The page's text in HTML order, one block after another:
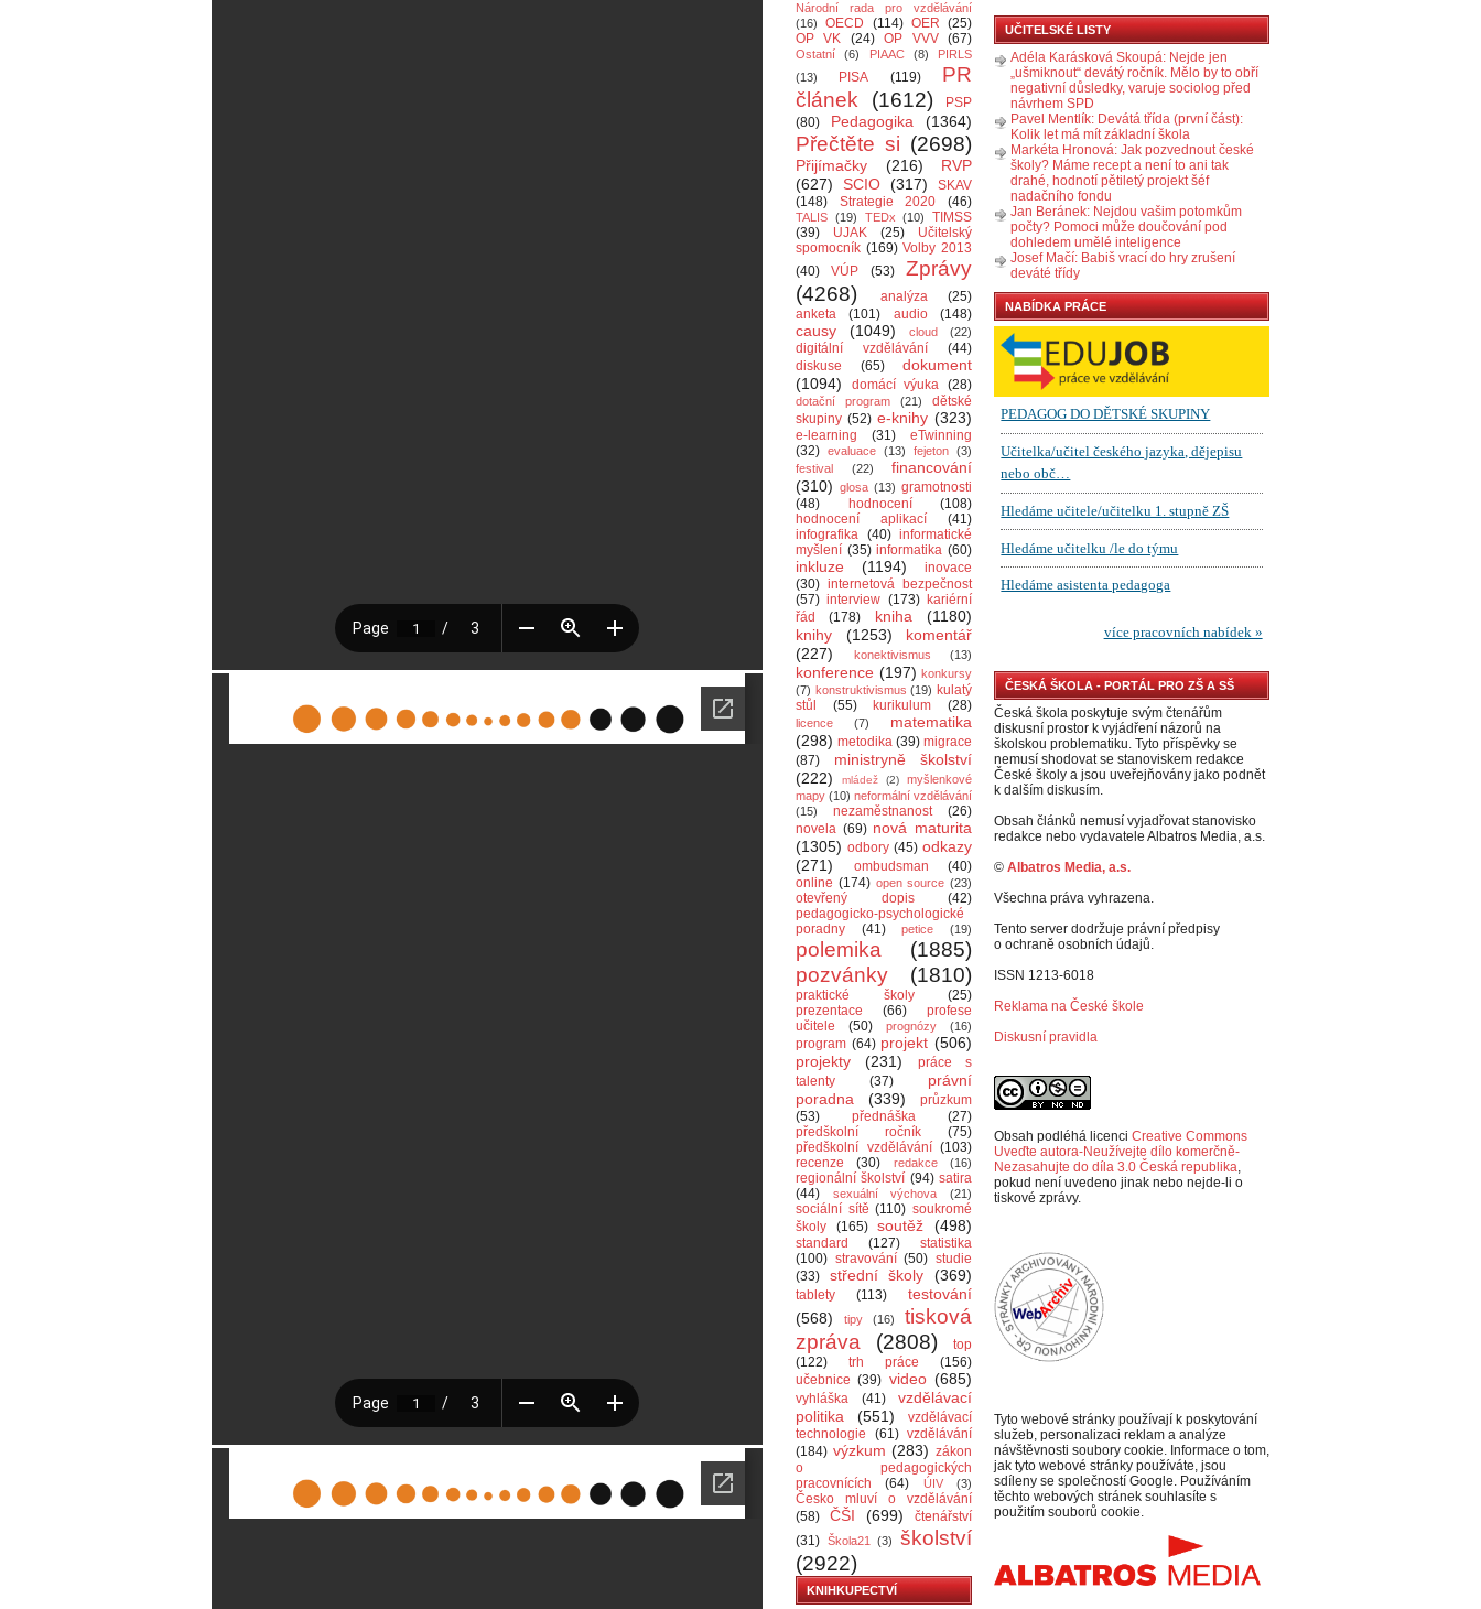
Národní rada pro vzdělávání
(16)
OECD (114) OER (25)
OP VK
(24) OP VVV (67)
Ostatní (6) PIAAC (8)
PIRLS
(13)
PISA (119)
PR
článek
(1612)
PSP
(80)
Pedagogika (1364)
Přečtěte si (2698)
Přijímačky (216)
RVP
(627)
SCIO (317)
SKAV
(148)
Strategie 2020 (46)
TALIS (19) TEDx (10)
TIMSS
(39)
UJAK (25)
Učitelský
spomocník (169) Volby 2013
(40)
VÚP (53)
Zprávy
(4268)
analýza
(25)
anketa
(101) audio (148)
causy (1049) cloud (22)
digitální vzdělávání
(44)
diskuse
(65)
dokument
(1094)
domácí výuka (28)
dotační program (21)
dětské
skupiny (52) e-knihy (323)
e-learning (31)
eTwinning
(32) evaluace (13) fejeton (3)
festival
(22)
financování
(310) glosa (13) gramotnosti
(48)
hodnocení
(108)
hodnocení aplikací
(41)
infografika (40) informatické
myšlení (35) informatika (60)
inkluze (1194)
inovace
(30) internetová bezpečnost
(57) interview (173) kariérní
řád
(178) kniha
(1180)
knihy
(1253)
komentář
(227)
konektivismus (13)
konference (197) konkursy
(7) konstruktivismus (19) kulatý
stůl
(55) kurikulum (28)
licence (7)
matematika
(298) metodika (39) migrace
(87)
ministryně školství
(222)
mládež (2)
myšlenkové
mapy (10) neformální vzdělávání
(15)
nezaměstnanost
(26)
novela (69) nová maturita
(1305) odbory (45) odkazy
(271)
ombudsman
(40)
online (174) open source (23)
otevřený dopis
(42)
pedagogicko-psychologické
poradny
(41) petice (19)
polemika
(1885)
pozvánky
(1810)
praktické školy
(25)
prezentace
(66)
profese
učitele
(50) prognózy (16)
program (64) projekt (506)
projekty
(231)
práce s
talenty
(37)
právní
poradna
(339)
průzkum
(53)
přednáška
(27)
předškolní ročník
(75)
předškolní vzdělávání (103)
recenze
(30) redakce (16)
regionální školství (94) satira
(44)
sexuální výchova (21)
sociální sítě (110) soukromé
školy
(165) soutěž (498)
standard (127)
statistika
(100) stravování (50) studie
(33)
střední školy (369)
tablety (113)
testování
(568)
tipy (16)
tisková
zpráva
(2808)
top
(122)
trh práce
(156)
učebnice (39) video (685)
vyhláška (41)
vzdělávací
politika
(551)
vzdělávací
technologie
(61) vzdělávání
(184) výzkum (283) zákon
o pedagogických
pracovnících
(64) ÚIV (3)
Česko mluví o vzdělávání
(58)
ČŠI (699)
čtenářství
(31) Škola21 (3)
školství
(2922)
KNIHKUPECTVÍ
UČITELSKÉ LISTY
Adéla Karásková Skoupá: Nejde jen
„ušmiknout“ devátý ročník. Mělo by to obří
negativní důsledky, varuje sociolog před
návrhem SPD
Pavel Mentlík: Devátá třída (první část):
Kolik let má mít základní škola
Markéta Hronová: Jak pozvednout české
školy? Máme recept a není to ani tak
drahé, hodnotí pětiletý projekt šéf
nadačního fondu
Jan Beránek: Nejdou vašim potomkům
počty? Pomoci může doučování pod
dohledem umělé inteligence
Josef Mačí: Babiš vrací do hry zrušení
deváté třídy
NABÍDKA PRÁCE
ČESKÁ ŠKOLA - PORTÁL PRO ZŠ A SŠ
Česká škola poskytuje svým čtenářům
diskusní prostor k vyjádření názorů na
školskou problematiku. Tyto příspěvky se
nemusí shodovat se stanoviskem redakce
České školy a jsou uveřejňovány jako podnět
k dalším diskusím.
Obsah článků nemusí vyjadřovat stanovisko
redakce nebo vydavatele Albatros Media, a.s.
© Albatros Media, a.s.
Všechna práva vyhrazena.
Tento server dodržuje právní předpisy
o ochraně osobních údajů.
ISSN 1213-6018
Reklama na České škole
Diskusní pravidla
Obsah podléhá licenci Creative Commons
Uveďte autora-Neužívejte dílo komerčně-
Nezasahujte do díla 3.0 Česká republika,
pokud není uvedeno jinak nebo nejde-li o
tiskové zprávy.
Tyto webové stránky používají k poskytování
služeb, personalizaci reklam a analýze
návštěvnosti soubory cookie. Informace o tom,
jak tyto webové stránky používáte, jsou
sdíleny se společností Google. Používáním
těchto webových stránek souhlasíte s
použitím souborů cookie.